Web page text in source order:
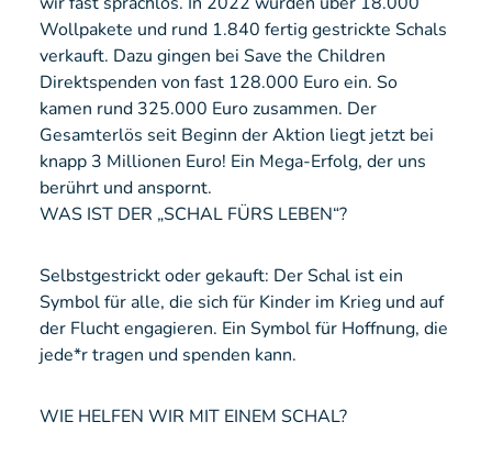
Wollpakete und rund 1.840 fertig gestrickte Schals
verkauft. Dazu gingen bei Save the Children
Direktspenden von fast 128.000 Euro ein. So
kamen rund 325.000 Euro zusammen. Der
Gesamterlös seit Beginn der Aktion liegt jetzt bei
knapp 3 Millionen Euro! Ein Mega-Erfolg, der uns
berührt und anspornt.
WAS IST DER „SCHAL FÜRS LEBEN“?
Selbstgestrickt oder gekauft: Der Schal ist ein
Symbol für alle, die sich für Kinder im Krieg und auf
der Flucht engagieren. Ein Symbol für Hoffnung, die
jede*r tragen und spenden kann.
WIE HELFEN WIR MIT EINEM SCHAL?